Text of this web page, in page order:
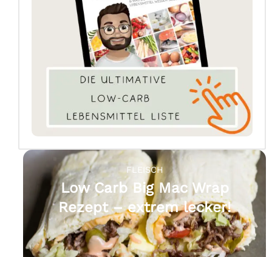
FLEISCH
Low Carb Big Mac Wrap
Rezept – extrem lecker!